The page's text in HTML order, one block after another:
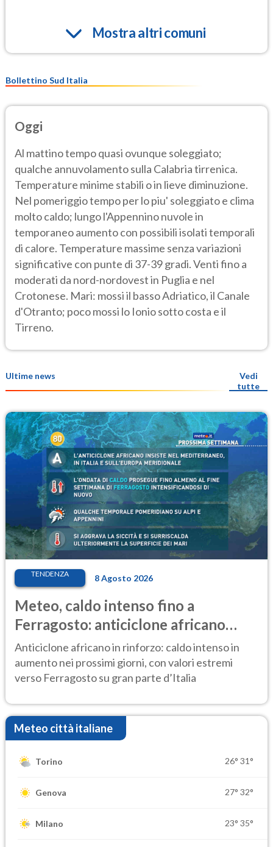
Mostra altri comuni
Bollettino Sud Italia
Oggi
Al mattino tempo quasi ovunque soleggiato;
qualche annuvolamento sulla Calabria tirrenica.
Temperature minime stabili o in lieve diminuzione.
Nel pomeriggio tempo per lo piu' soleggiato e clima
molto caldo; lungo l'Appennino nuvole in
temporaneo aumento con possibili isolati temporali
di calore. Temperature massime senza variazioni
significative con punte di 37-39 gradi. Venti fino a
moderati da nord-nordovest in Puglia e nel
Crotonese. Mari: mossi il basso Adriatico, il Canale
d'Otranto; poco mossi lo Ionio sotto costa e il
Tirreno.
Ultime news
Vedi
tutte
TENDENZA 8 Agosto 2026
Meteo, caldo intenso fino a
Ferragosto: anticiclone africano
ancora protagonista
Anticiclone africano in rinforzo: caldo intenso in
aumento nei prossimi giorni, con valori estremi
verso Ferragosto su gran parte d’Italia
Meteo città italiane
Torino 26° 31°
Genova 27° 32°
Milano 23° 35°